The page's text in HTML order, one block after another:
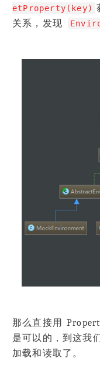
etProperty(key)
关系，发现
那么直接用
是可以的，到这我
加载和读取了。